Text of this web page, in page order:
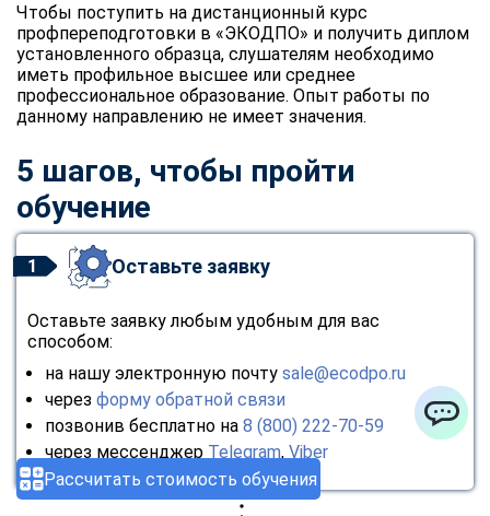
Рассчитать стоимость обучения
Чтобы поступить на дистанционный курс
профпереподготовки в «ЭКОДПО» и получить диплом
установленного образца, слушателям необходимо
иметь профильное высшее или среднее
профессиональное образование. Опыт работы по
данному направлению не имеет значения.
5 шагов, чтобы пройти
обучение
1 Оставьте заявку
Оставьте заявку любым удобным для вас
способом:
на нашу электронную почту sale@ecodpo.ru
через форму обратной связи
позвонив бесплатно на 8 (800) 222-70-59
через мессенджер Telegram, Viber
ChatApp